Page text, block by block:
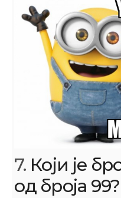
7. Који је
од броја 99?